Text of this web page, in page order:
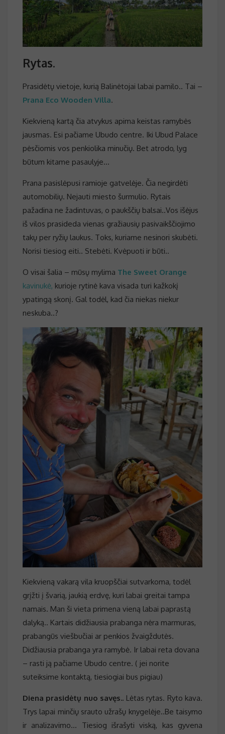
Rytas.
Prasidėtų vietoje, kurią Balinėtojai labai pamilo.. Tai –
Prana Eco Wooden Villa.
Kiekvieną kartą čia atvykus apima keistas ramybės
jausmas. Esi pačiame Ubudo centre. Iki Ubud Palace
pėsčiomis vos penkiolika minučių. Bet atrodo, lyg
būtum kitame pasaulyje…
Prana pasislėpusi ramioje gatvelėje. Čia negirdėti
automobilių. Nejauti miesto šurmulio. Rytais
pažadina ne žadintuvas, o paukščių balsai..Vos išėjus
iš vilos prasideda vienas gražiausių pasivaikščiojimo
takų per ryžių laukus. Toks, kuriame nesinori skubėti.
Norisi tiesiog eiti.. Stebėti. Kvėpuoti ir būti..
O visai šalia – mūsų mylima The Sweet Orange
kavinukė, kurioje rytinė kava visada turi kažkokį
ypatingą skonį. Gal todėl, kad čia niekas niekur
neskuba..?
Kiekvieną vakarą vila kruopščiai sutvarkoma, todėl
grįžti į švarią, jaukią erdvę, kuri labai greitai tampa
namais. Man ši vieta primena vieną labai paprastą
dalyką.. Kartais didžiausia prabanga nėra marmuras,
prabangūs viešbučiai ar penkios žvaigždutės.
Didžiausia prabanga yra ramybė. Ir labai reta dovana
– rasti ją pačiame Ubudo centre. ( jei norite
suteiksime kontaktą, tiesiogiai bus pigiau)
Diena prasidėtų nuo savęs.. Lėtas rytas. Ryto kava.
Trys lapai minčių srauto užrašų knygelėje..Be taisymo
ir analizavimo… Tiesiog išrašyti viską, kas gyvena